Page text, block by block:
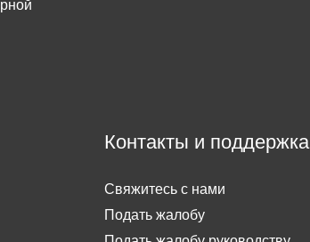
Контакты и поддержка
Свяжитесь с нами
Подать жалобу